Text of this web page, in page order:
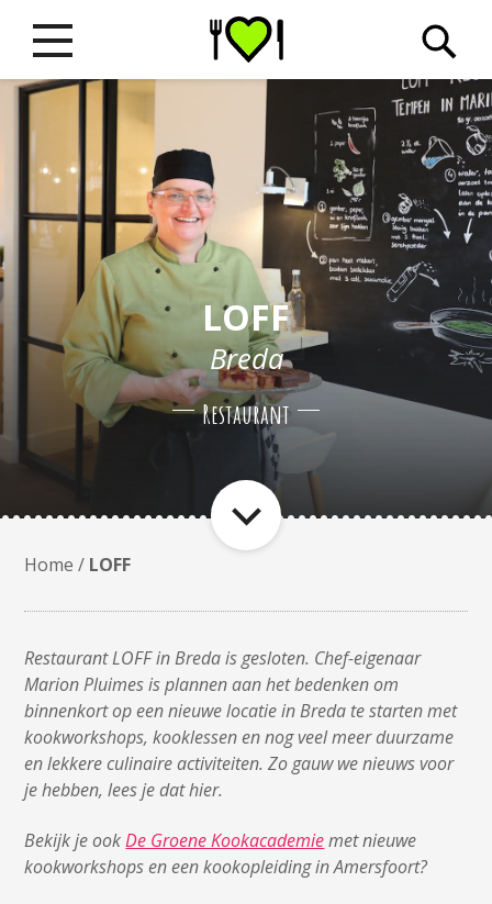
LOFF
Breda
Restaurant
Home / LOFF
Restaurant LOFF in Breda is gesloten. Chef-eigenaar
Marion Pluimes is plannen aan het bedenken om
binnenkort op een nieuwe locatie in Breda te starten met
kookworkshops, kooklessen en nog veel meer duurzame
en lekkere culinaire activiteiten. Zo gauw we nieuws voor
je hebben, lees je dat hier.
Bekijk je ookDe Groene Kookacademiemet nieuwe
kookworkshops en een kookopleiding in Amersfoort?